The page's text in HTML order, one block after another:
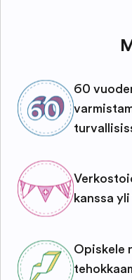
60
kanssa
Opiskele